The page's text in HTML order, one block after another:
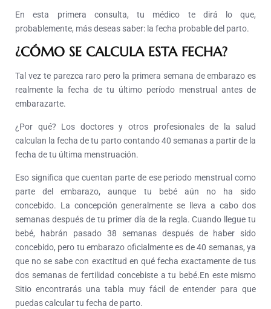
En esta primera consulta, tu médico te dirá lo que,
probablemente, más deseas saber: la fecha probable del parto.
¿CÓMO SE CALCULA ESTA FECHA?
Tal vez te parezca raro pero la primera semana de embarazo es
realmente la fecha de tu último período menstrual antes de
embarazarte.
¿Por qué? Los doctores y otros profesionales de la salud
calculan la fecha de tu parto contando 40 semanas a partir de la
fecha de tu última menstruación.
Eso significa que cuentan parte de ese periodo menstrual como
parte del embarazo, aunque tu bebé aún no ha sido
concebido. La concepción generalmente se lleva a cabo dos
semanas después de tu primer día de la regla.Cuando llegue tu
bebé, habrán pasado 38 semanas después de haber sido
concebido, pero tu embarazo oficialmente es de 40 semanas, ya
que no se sabe con exactitud en qué fecha exactamente de tus
dos semanas de fertilidad concebiste a tu bebé.En este mismo
Sitio encontrarás una tabla muy fácil de entender para que
puedas calcular tu fecha de parto.